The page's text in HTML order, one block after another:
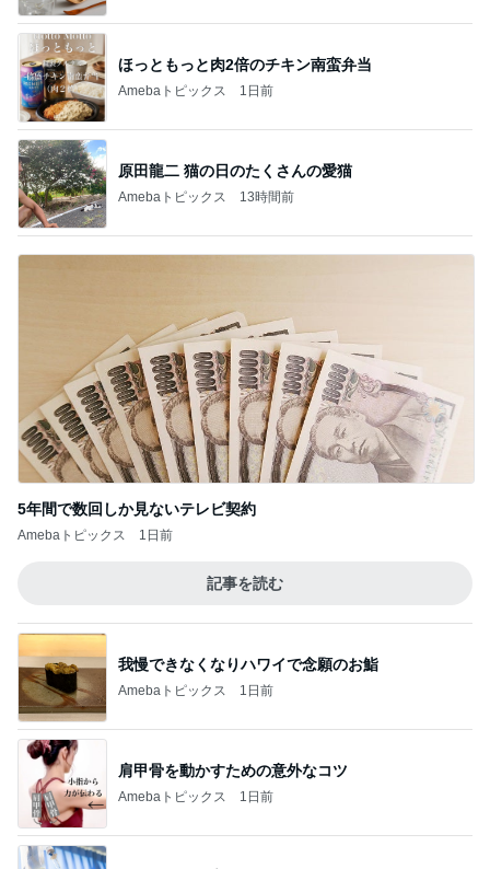
ほっともっと肉2倍のチキン南蛮弁当
Amebaトピックス 1日前
原田龍二 猫の日のたくさんの愛猫
Amebaトピックス 13時間前
5年間で数回しか見ないテレビ契約
Amebaトピックス 1日前
記事を読む
我慢できなくなりハワイで念願のお鮨
Amebaトピックス 1日前
肩甲骨を動かすための意外なコツ
Amebaトピックス 1日前